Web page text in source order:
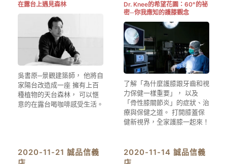
在露台上遇見森林
吳書原─景觀建築師， 他將自
家陽台改造成一座 擁有上百
種植物的天台森林， 可以愜
意的在露台喝咖啡感受生活。
Dr. Knee的希望花園：60°的祕
密─你我應知的護膝觀念
了解「為什麼護膝跟牙齒和視
力保健一樣重要」， 以及
「骨性膝關節炎」的症狀、治
療與保健之道。 打開膝蓋保
健新視界，全家護膝一起來！
2020-11-21 誠品信義
2020-11-14 誠品信義